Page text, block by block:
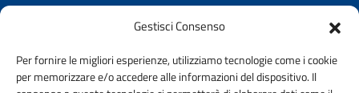
Gestisci Consenso
Per fornire le migliori esperienze, utilizziamo tecnologie come i cookie
per memorizzare e/o accedere alle informazioni del dispositivo. Il